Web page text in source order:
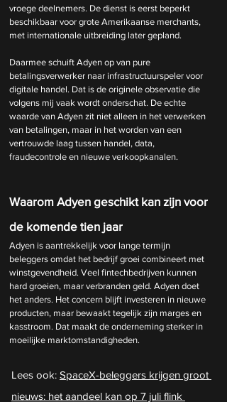
vroege deelnemers. De dienst is eerst beperkt
beschikbaar voor grote Amerikaanse merchants,
met internationale uitbreiding later gepland.
Daarmee schuift Adyen op van pure
betalingsverwerker naar infrastructuurspeler voor
digitale handel. Dat is de originele observatie die
volgens mij vaak wordt onderschat. De echte
waarde van Adyen zit niet alleen in het verwerken
van betalingen, maar in het worden van een
vertrouwde laag tussen handel, data,
fraudecontrole en nieuwe verkoopkanalen.
Waarom Adyen geschikt kan zijn voor
de komende tien jaar
Adyen is aantrekkelijk voor lange termijn
beleggers omdat het bedrijf groei combineert met
winstgevendheid. Veel fintechbedrijven kunnen
hard groeien, maar verbranden geld. Adyen doet
het anders. Het concern blijft investeren in nieuwe
producten, maar bewaakt tegelijk zijn marges en
kasstroom. Dat maakt de onderneming sterker in
moeilijke marktomstandigheden.
Lees ook: SpaceX-beleggers krijgen groot
nieuws: het aandeel kan op 7 juli flink